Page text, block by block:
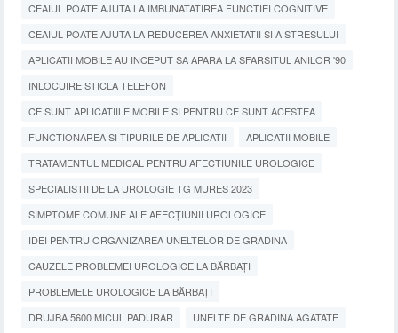
CEAIUL POATE AJUTA LA IMBUNATATIREA FUNCTIEI COGNITIVE
CEAIUL POATE AJUTA LA REDUCEREA ANXIETATII SI A STRESULUI
APLICATII MOBILE AU INCEPUT SA APARA LA SFARSITUL ANILOR '90
INLOCUIRE STICLA TELEFON
CE SUNT APLICATIILE MOBILE SI PENTRU CE SUNT ACESTEA
FUNCTIONAREA SI TIPURILE DE APLICATII
APLICATII MOBILE
TRATAMENTUL MEDICAL PENTRU AFECTIUNILE UROLOGICE
SPECIALISTII DE LA UROLOGIE TG MURES 2023
SIMPTOME COMUNE ALE AFECȚIUNII UROLOGICE
IDEI PENTRU ORGANIZAREA UNELTELOR DE GRADINA
CAUZELE PROBLEMEI UROLOGICE LA BĂRBAȚI
PROBLEMELE UROLOGICE LA BĂRBAȚI
DRUJBA 5600 MICUL PADURAR
UNELTE DE GRADINA AGATATE